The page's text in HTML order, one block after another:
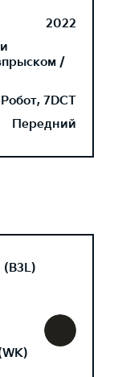
2022
/
Робот, 7DCT
Передний